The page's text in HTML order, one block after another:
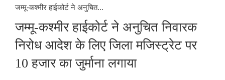
जम्मू-कश्मीर हाईकोर्ट ने अनुचित...
जम्मू-कश्मीर हाईकोर्ट ने अनुचित निवारक
निरोध आदेश के लिए जिला मजिस्ट्रेट पर
10 हजार का जुर्माना लगाया